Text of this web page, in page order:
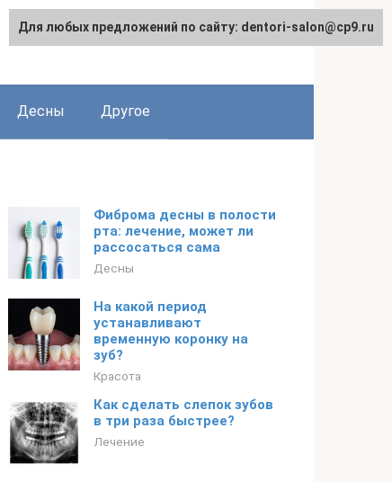
Десны Другое
Фиброма десны в полости
рта: лечение, может ли
рассосаться сама
Десны
На какой период
устанавливают
временную коронку на
зуб?
Красота
Как сделать слепок зубов
в три раза быстрее?
Лечение
Для любых предложений по сайту: dentori-salon@cp9.ru